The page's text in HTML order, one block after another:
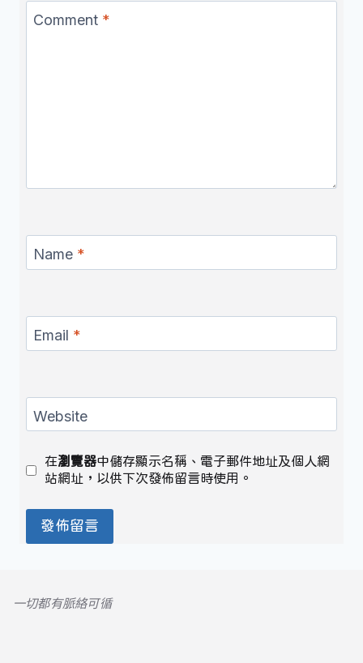
Comment *
Name *
Email *
Website
在瀏覽器中儲存顯示名稱、電子郵件地址及個人網
站網址，以供下次發佈留言時使用。
一切都有脈絡可循